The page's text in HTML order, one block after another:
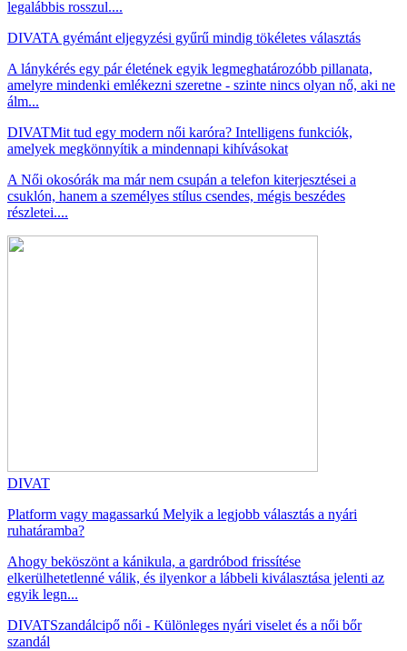
legalábbis rosszul....
DIVATA gyémánt eljegyzési gyűrű mindig tökéletes választás
A lánykérés egy pár életének egyik legmeghatározóbb pillanata,
amelyre mindenki emlékezni szeretne - szinte nincs olyan nő, aki ne
álm...
DIVATMit tud egy modern női karóra? Intelligens funkciók,
amelyek megkönnyítik a mindennapi kihívásokat
A Női okosórák ma már nem csupán a telefon kiterjesztései a
csuklón, hanem a személyes stílus csendes, mégis beszédes
részletei....
DIVAT
Platform vagy magassarkú Melyik a legjobb választás a nyári
ruhatáramba?
Ahogy beköszönt a kánikula, a gardróbod frissítése
elkerülhetetlenné válik, és ilyenkor a lábbeli kiválasztása jelenti az
egyik legn...
DIVATSzandálcipő női - Különleges nyári viselet és a női bőr
szandál